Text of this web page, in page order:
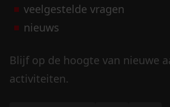
veelgestelde vragen
nieuws
Blijf op de hoogte van nieuwe
activiteiten.